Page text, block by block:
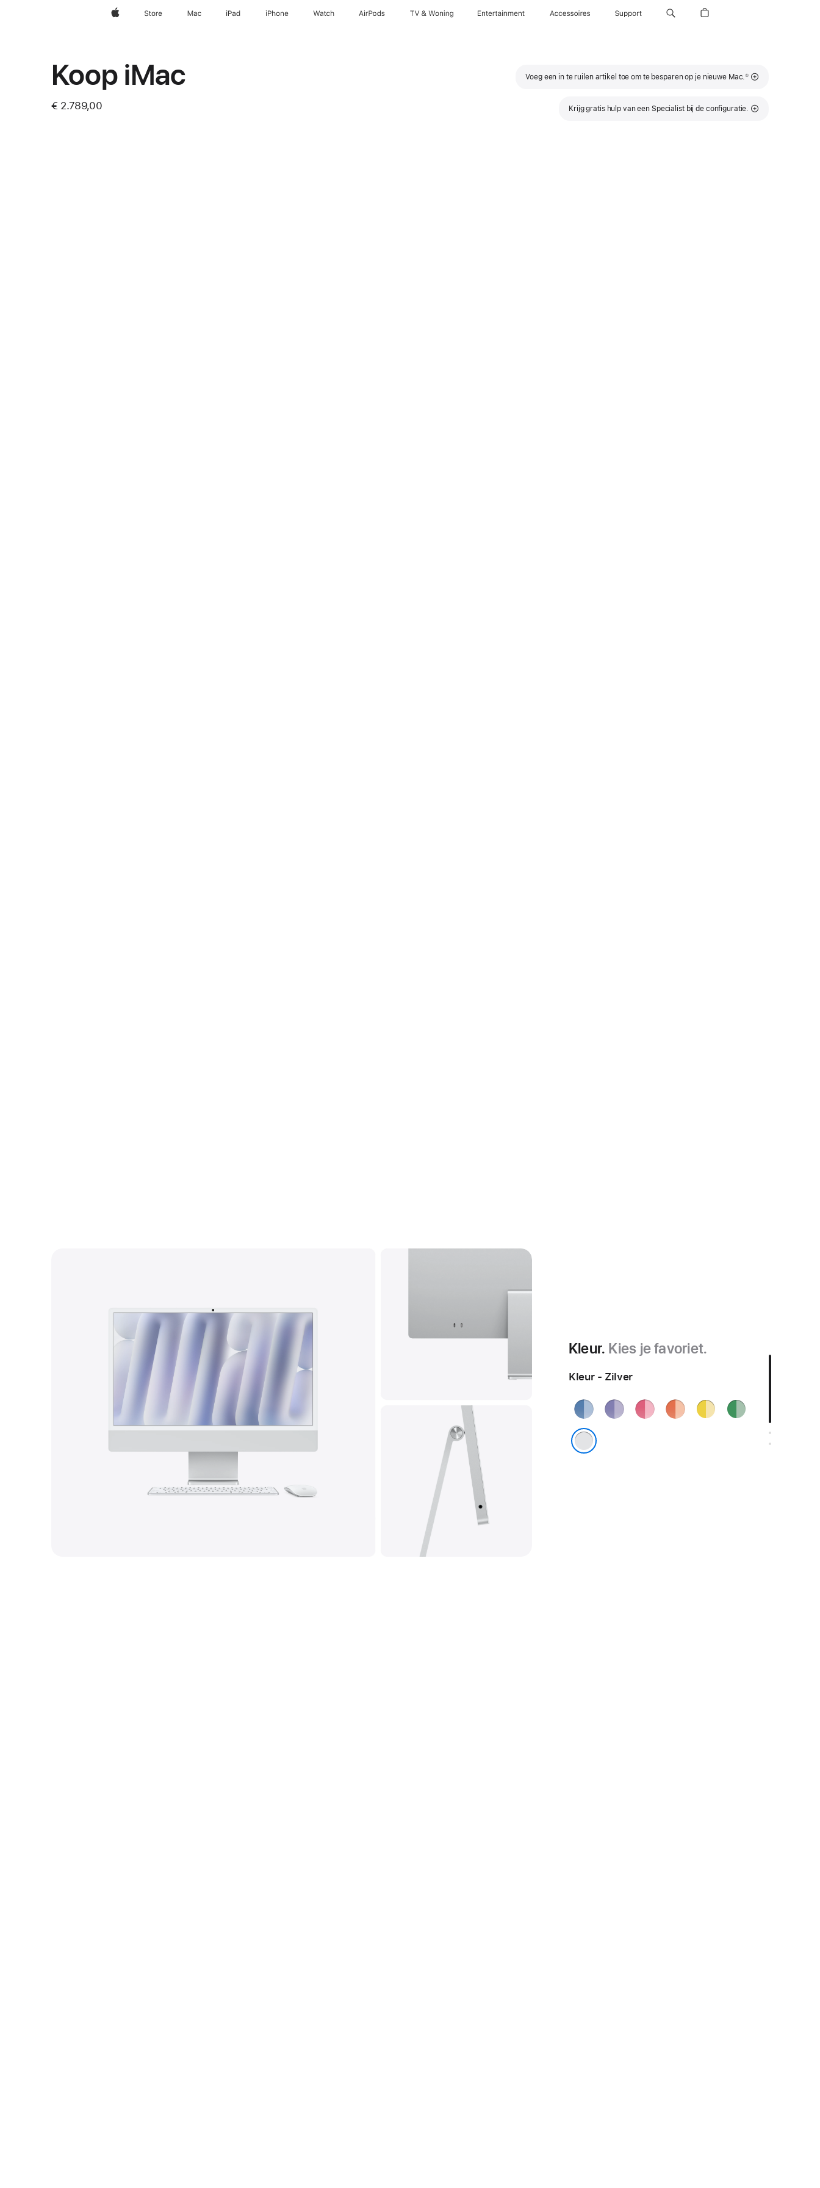
AppleStore Mac iPad iPhone Watch AirPods TV & Woning Entertainment Accessoires Support
Koop iMac
€ 2.789,00
Voeg een in te ruilen artikel toe om te besparen op je nieuwe Mac.
Voetnoot
①
Krijg gratis hulp van een Specialist bij de configuratie.
Kleur. Kies je favoriet.
Kleur - Zilver
Blauw Paars Roze Oranje Geel Groen